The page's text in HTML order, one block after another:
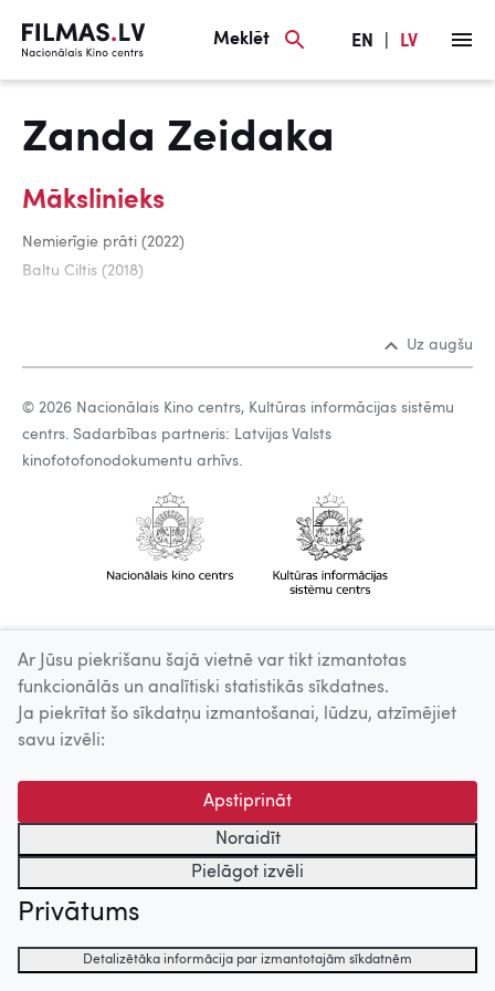
Meklēt EN LV
Zanda Zeidaka
Mākslinieks
Nemierīgie prāti (2022)
Baltu Ciltis (2018)
Uz augšu
© 2026 Nacionālais Kino centrs, Kultūras informācijas sistēmu
centrs. Sadarbības partneris: Latvijas Valsts
kinofotofonodokumentu arhīvs.
Ar Jūsu piekrišanu šajā vietnē var tikt izmantotas
funkcionālās un analītiski statistikās sīkdatnes.
Ja piekrītat šo sīkdatņu izmantošanai, lūdzu, atzīmējiet
savu izvēli:
Apstiprināt
Noraidīt
Pielāgot izvēli
Privātums
Detalizētāka informācija par izmantotajām sīkdatnēm